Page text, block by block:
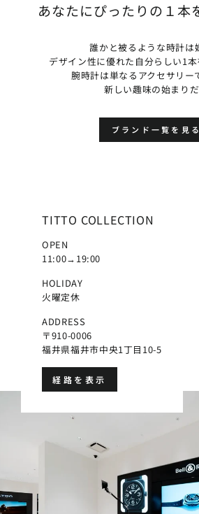
あなたにぴったりの１本
誰かと被るような時計は
デザイン性に優れた自分らしい1本
腕時計は単なるアクセサリー
新しい趣味の始まりだ
ブランド一覧を見る
TITTO COLLECTION
OPEN
11:00→19:00
HOLIDAY
火曜定休
ADDRESS
〒910-0006
福井県福井市中央1丁目10-5
経路を表示